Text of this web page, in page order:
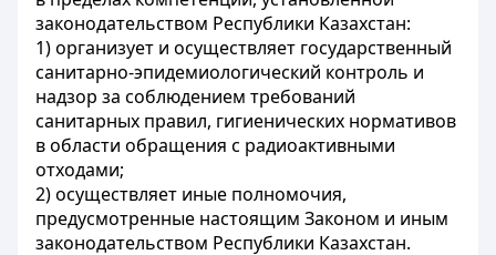
законодательством Республики Казахстан:
1) организует и осуществляет государственный
санитарно-эпидемиологический контроль и
надзор за соблюдением требований
санитарных правил, гигиенических нормативов
в области обращения с радиоактивными
отходами;
2) осуществляет иные полномочия,
предусмотренные настоящим Законом и иным
законодательством Республики Казахстан.